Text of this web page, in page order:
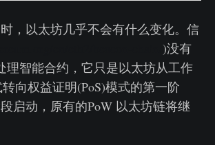
，以太坊几乎不会有什么变化。信
)没有
理智能合约，它只是以太坊从工作
向权益证明(PoS)模式的第一阶
启动，原有的PoW 以太坊链将继